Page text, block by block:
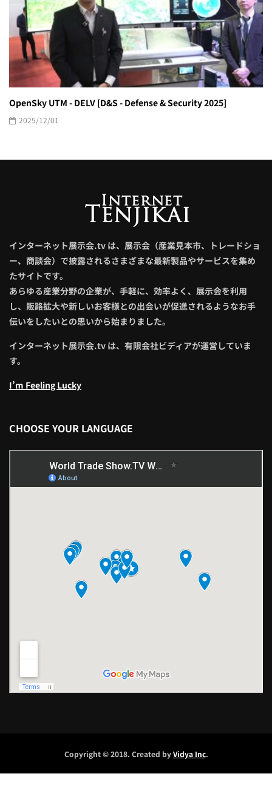
OpenSky UTM - DELV [D&S - Defense & Security 2025]
2025/12/01
インターネット展示会.tv は、展示会（産業見本市、トレードショ
ー、商談会）で披露されるさまざまな最新製品やサービスを集め
たサイトです。
あらゆる産業分野の企業が、手軽に、効率よく、展示会を利用
し、販路拡大や新しいお客様との出会いが促進されるようなお手
伝いをしたいとの思いから始まりました。
インターネット展示会.tv は、有限会社ビディアが運営していま
す。
I’m Feeling Lucky
CHOOSE YOUR LANGUAGE
Copyright © 2018. Created byVidya Inc.